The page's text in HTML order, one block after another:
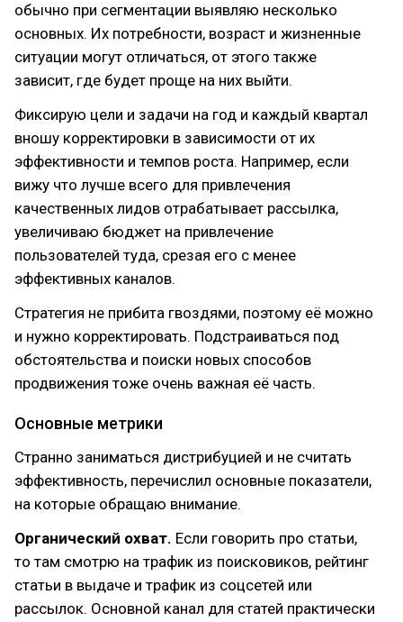
обычно при сегментации выявляю несколько
основных. Их потребности, возраст и жизненные
ситуации могут отличаться, от этого также
зависит, где будет проще на них выйти.
Фиксирую цели и задачи на год и каждый квартал
вношу корректировки в зависимости от их
эффективности и темпов роста. Например, если
вижу что лучше всего для привлечения
качественных лидов отрабатывает рассылка,
увеличиваю бюджет на привлечение
пользователей туда, срезая его с менее
эффективных каналов.
Стратегия не прибита гвоздями, поэтому её можно
и нужно корректировать. Подстраиваться под
обстоятельства и поиски новых способов
продвижения тоже очень важная её часть.
Основные метрики
Странно заниматься дистрибуцией и не считать
эффективность, перечислил основные показатели,
на которые обращаю внимание.
Органический охват. Если говорить про статьи,
то там смотрю на трафик из поисковиков, рейтинг
статьи в выдаче и трафик из соцсетей или
рассылок. Основной канал для статей практически